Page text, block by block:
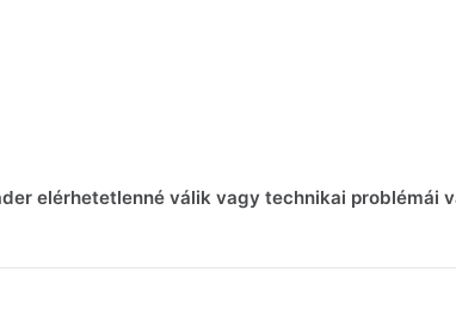
elérhetetlenné válik vagy technikai